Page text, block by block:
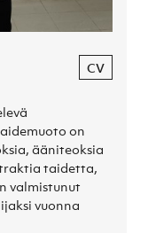
CV
on
ääniteoksia
taidetta,
valmistunut
vuonna